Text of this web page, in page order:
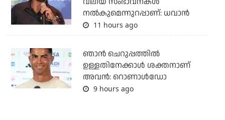
നല്‍കുമെന്നുറപ്പാണ്: ധവാന്‍
11 hours ago
ഞാന്‍ ചെറുപ്പത്തില്‍
ഉള്ളതിനേക്കാള്‍ ശക്തനാണ്
അവന്‍: റൊണാള്‍ഡോ
9 hours ago